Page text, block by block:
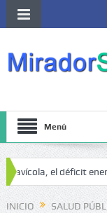
Menú
el déficit
INICIO SALUD